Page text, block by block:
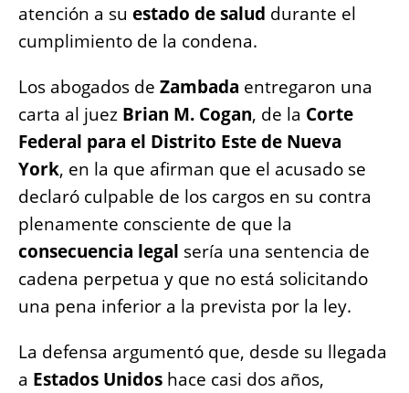
atención a su estado de salud durante el
cumplimiento de la condena.
Los abogados de Zambada entregaron una
carta al juez Brian M. Cogan, de la Corte
Federal para el Distrito Este de Nueva
York, en la que afirman que el acusado se
declaró culpable de los cargos en su contra
plenamente consciente de que la
consecuencia legal sería una sentencia de
cadena perpetua y que no está solicitando
una pena inferior a la prevista por la ley.
La defensa argumentó que, desde su llegada
a Estados Unidos hace casi dos años,